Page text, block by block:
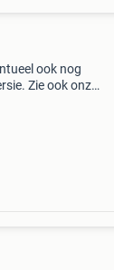
ook nog
Zie ook onze